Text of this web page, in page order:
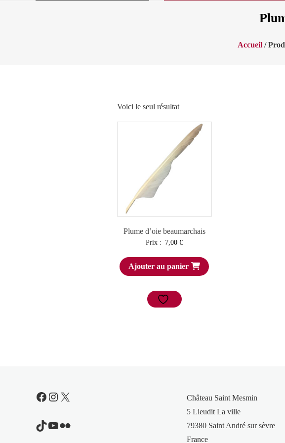
Accueil /
Voici le seul résultat
Plume d’oie beaumarchais
Prix : 7,00€
Ajouter au panier
Facebook
Instagram
X
TikTok
YouTube
Flickr
Château Saint Mesmin
5 Lieudit La ville
79380 Saint André sur sèvre
France